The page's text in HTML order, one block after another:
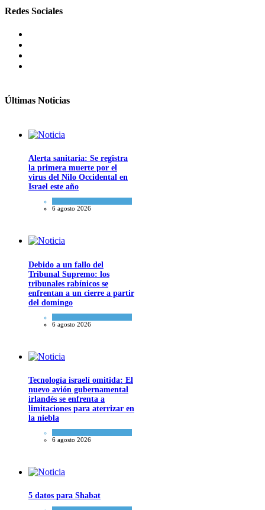
Redes Sociales
Últimas Noticias
Alerta sanitaria: Se registra
la primera muerte por el
virus del Nilo Occidental en
Israel este año
6 agosto 2026
Debido a un fallo del
Tribunal Supremo: los
tribunales rabínicos se
enfrentan a un cierre a partir
del domingo
6 agosto 2026
Tecnología israelí omitida: El
nuevo avión gubernamental
irlandés se enfrenta a
limitaciones para aterrizar en
la niebla
6 agosto 2026
5 datos para Shabat